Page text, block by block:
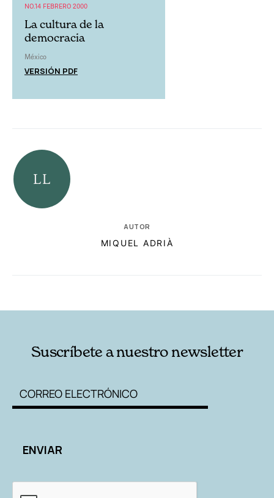
NO.14 FEBRERO 2000
La cultura de la
democracia
México
VERSIÓN PDF
AUTOR
MIQUEL ADRIÀ
Suscríbete a nuestro newsletter